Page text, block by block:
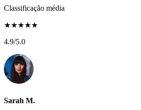
Classificação média
★★★★★
4.9/5.0
Sarah M.